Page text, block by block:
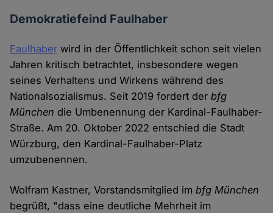
Demokratiefeind Faulhaber
Faulhaber wird in der Öffentlichkeit schon seit vielen
Jahren kritisch betrachtet, insbesondere wegen
seines Verhaltens und Wirkens während des
Nationalsozialismus. Seit 2019 fordert derbfg
München die Umbenennung der Kardinal-Faulhaber-
Straße. Am 20. Oktober 2022 entschied die Stadt
Würzburg, den Kardinal-Faulhaber-Platz
umzubenennen.
Wolfram Kastner, Vorstandsmitglied imbfg München
begrüßt, "dass eine deutliche Mehrheit im